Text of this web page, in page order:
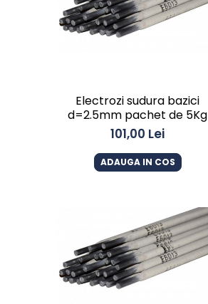
Electrozi sudura bazici
d=2.5mm pachet de 5Kg
101,00 Lei
ADAUGA IN COS